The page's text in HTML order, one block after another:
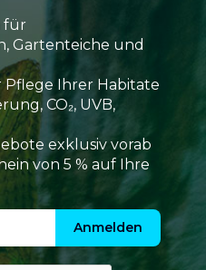
für
Gartenteiche und
Pflege Ihrer Habitate
CO₂, UVB,
exklusiv vorab
von 5 % auf Ihre
Anmelden